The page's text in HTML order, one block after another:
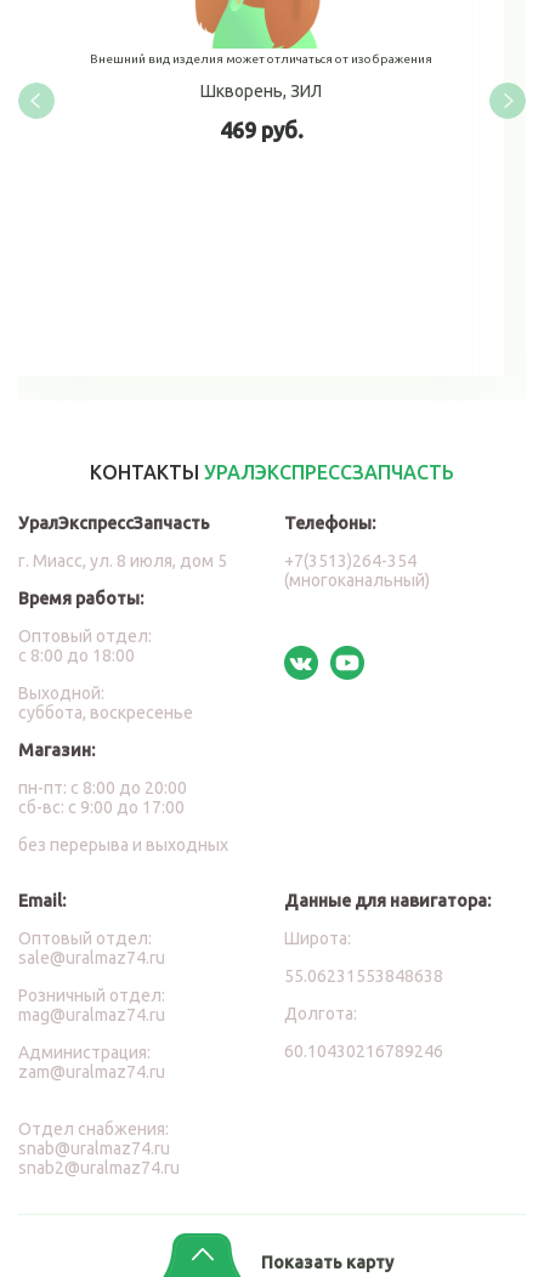
Внешний вид изделия может отличаться от изображения
Шкворень, ЗИЛ
469 руб.
КОНТАКТЫ УРАЛЭКСПРЕССЗАПЧАСТЬ
УралЭкспрессЗапчасть
г. Миасс, ул. 8 июля, дом 5
Время работы:
Оптовый отдел:
с 8:00 до 18:00
Выходной:
суббота, воскресенье
Магазин:
пн-пт: с 8:00 до 20:00
сб-вс: с 9:00 до 17:00
без перерыва и выходных
Телефоны:
+7(3513)264-354
(многоканальный)
Email:
Оптовый отдел:
sale@uralmaz74.ru
Розничный отдел:
mag@uralmaz74.ru
Администрация:
zam@uralmaz74.ru
Отдел снабжения:
snab@uralmaz74.ru
snab2@uralmaz74.ru
Данные для навигатора:
Широта:
55.06231553848638
Долгота:
60.10430216789246
Показать карту